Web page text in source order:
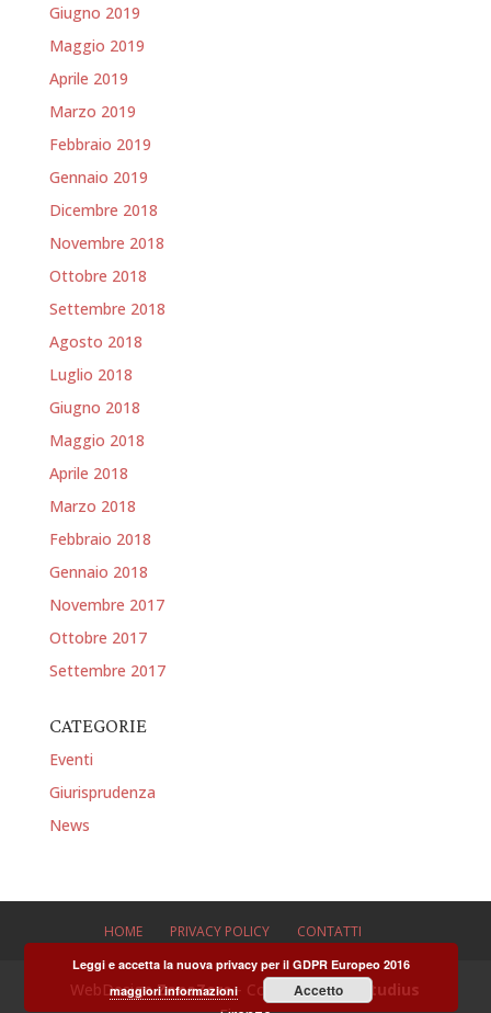
Giugno 2019
Maggio 2019
Aprile 2019
Marzo 2019
Febbraio 2019
Gennaio 2019
Dicembre 2018
Novembre 2018
Ottobre 2018
Settembre 2018
Agosto 2018
Luglio 2018
Giugno 2018
Maggio 2018
Aprile 2018
Marzo 2018
Febbraio 2018
Gennaio 2018
Novembre 2017
Ottobre 2017
Settembre 2017
CATEGORIE
Eventi
Giurisprudenza
News
HOME PRIVACY POLICY CONTATTI
WebDesignZonaZero- Copyright 2025
Studius
Leggi e accetta la nuova privacy per il GDPR Europeo 2016
maggiori informazioni
Accetto